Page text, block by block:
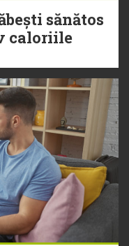
sănătos
caloriile